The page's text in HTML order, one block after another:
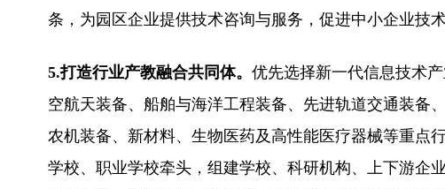
条，为园区企业提供技术咨询与服务，促进中小企业技
5.打造行业产教融合共同体。 优先选择新一代信息技术
空航天装备、船舶与海洋工程装备、先进轨道交通装备
农机装备、新材料、生物医药及高性能医疗器械等重点
学校、职业学校牵头，组建学校、科研机构、上下游企